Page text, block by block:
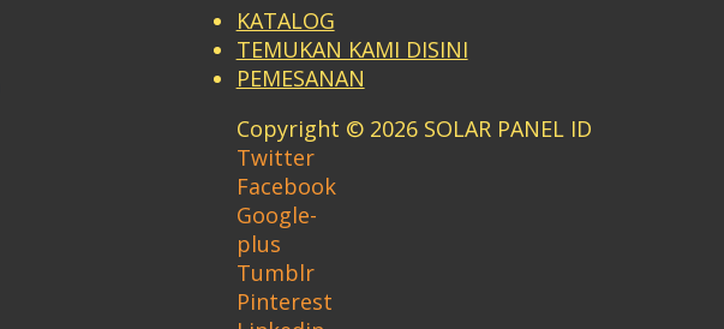
KATALOG
TEMUKAN KAMI DISINI
PEMESANAN
Copyright © 2026 SOLAR PANEL ID
Twitter
Facebook
Google-
plus
Tumblr
Pinterest